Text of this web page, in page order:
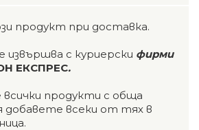
продукт при доставка.
извършва с куриерски фирми
ЕКСПРЕС.
всички продукти с обща
добавете всеки от тях в